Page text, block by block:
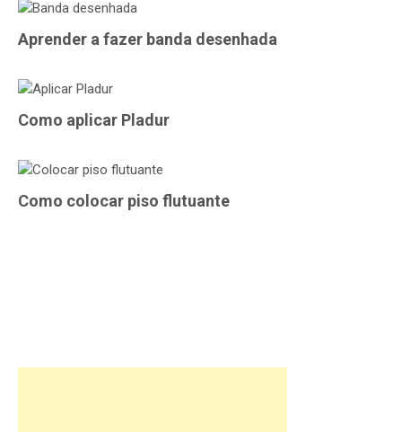
Aprender a fazer banda desenhada
Como aplicar Pladur
Como colocar piso flutuante